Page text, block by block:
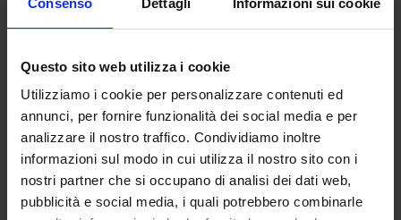
Questo sito web utilizza i cookie
Utilizziamo i cookie per personalizzare contenuti ed
annunci, per fornire funzionalità dei social media e per
analizzare il nostro traffico. Condividiamo inoltre
informazioni sul modo in cui utilizza il nostro sito con i
nostri partner che si occupano di analisi dei dati web,
pubblicità e social media, i quali potrebbero combinarle
scorso abbiamo ricevuto una nuova richiesta
docenti abbiamo bisogno. – spiega Costarelli –
sono scuole in enorme difficoltà con 20 docenti
in meno, soprattutto sul sostegno”.
I disagi maggiori sono registrati tra gli istituti
professionali e i comprensivi. La carenza di
insegnanti riguarda in particolare le materie